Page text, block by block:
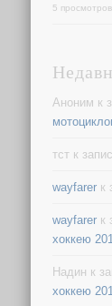
5 просмотров
Аноним к
тст к
wayfarer к
wayfarer к
хоккею
Надин к
хоккею